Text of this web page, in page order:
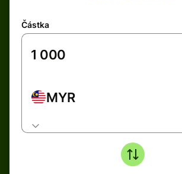
Částka
MYR